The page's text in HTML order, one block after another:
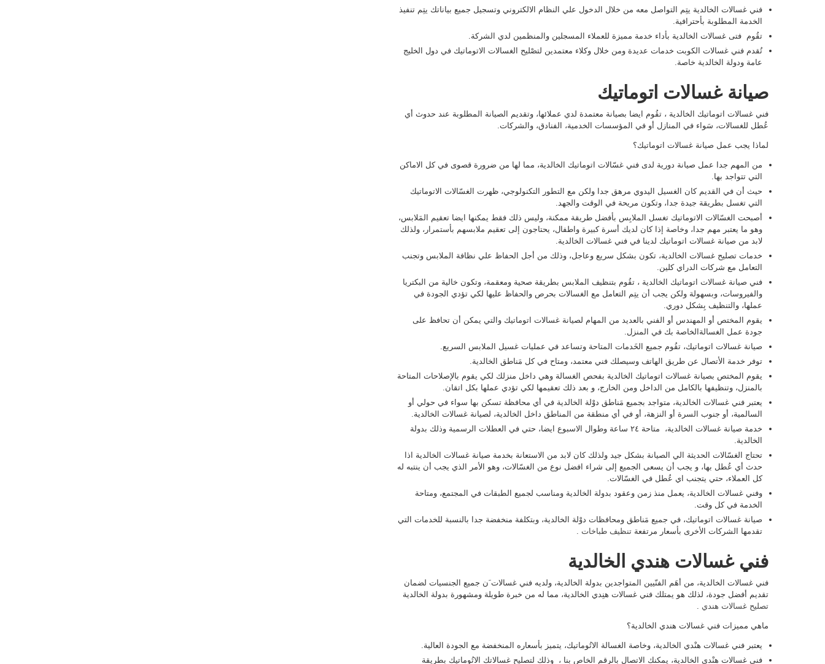
فني غسالات الخالدية يتِم التواصل معه من خلال الدخول علي النظام الالكتروني وتسجيل جميع بياناتك يتِم تنفيذ
الخدمة المطلوبة بأحترافية.
تقُوم فتى غسالات الخالدية بأداء خدمة مميزة للعملاء المسجلين والمنظمين لدي الشركة.
تُقدم فني غسالات الكوبت خدمات عديدة ومن خلال وكلاء معتمدين لتصْليح الغسالات الاتوماتيك في دول الخليج
عامة ودولة الخالدية خاصة.
صيانة غسالات اتوماتيك
فني غسالات اتوماتيك الخالدية ، تقُوم ايضا بصيانة معتمدة لدي عملائها، وتقديم الصيانة المطلوبة عند حدوث أي
عُطل للغسالات، سَواء في المنازل أو في المؤسسات الخدمية، الفنادق، والشركات.
لماذا يجب عمل صيانة غسالات اتوماتيك؟
من المهم جدا عمل صيانة دورية لدى فني غسّالات اتوماتيك الخالدية، مما لها من ضرورة قصوى في كل الاماكن
التي تتواجد بها.
حيث أن في القديم كان الغسيل اليدوي مرهق جدا ولكن مع التطور التكنولوجي، ظهرت الغسّالات الاتوماتيك
التي تغسل بطريقة جيدة جدا، وتكون مريحة في الوقت والجهد.
أصبحت الغسّالات الاتوماتيك تغسل الملابِس بأفضل طريقة ممكنة، وليس ذلك فقط يمكنها ايضا تعقيم المَلابس،
وهو ما يعتبر مهم جدا، وخاصة إذا كان لديك أسرة كبيرة واطفال، يحتاجون إلى تعقيم ملابسهم بأستمرار، ولذلك
لابد من صيانة غسالات اتوماتيك لدينا في فني غسالات الخالدية.
خدمات تصليح غسالات الخالدية، تكون بشكل سريع وعاجل، وذلك من أجل الحفاظ علي نظافة الملابس وتجنب
التعامل مع شركات الدراي كلين.
فني صيانة غسالات اتوماتيك الخالدية ، تقُوم بتنظيف الملابس بطريقة صحية ومعقمة، وتكون خالية من البكتريا
والفيروسات، وبسهولة ولكن يجب أن يتِم التعامل مع الغسالات بحرص والحفاظ عليها لكي تؤدي الجودة في
عملها، والتنظيف بِشكل دوري.
يقوم المختص أو المهندس أو الفني بالعديد من المهام لصيانة غسالات اتوماتيك والتي يمكن أن تحافظ على
جودة عمل الغسالةالخاصة بك في المنزل.
صيانة غسالات اتوماتيك، تقُوم جميع الخَدمات المتاحة وتساعد في عمليات غسيل الملابس السريع.
توفر خدمة الأتصال عن طريق الهاتف وسيصلك فني معتمد، ومتاح في كل مَناطق الخالدية.
يقوم المختص بصيانة غسالات اتوماتيك الخالدية بفحص الغسالة وهي داخل منزلك لكي يقوم بالإصلاحات المتاحة
بالمنزل، وتنظيفها بالكامل من الداخل ومن الخارج، و بعد ذلك تعقيمها لكي تؤدي عملها بكل اتقان.
يعتبر فني غسالات الخالدية، متواجد بجميع مَناطق دوْلة الخالدية في أي محافظة تسكن بها سواء في حولي أو
السالمية، أو جنوب السرة أو النزهة، أو في أي منطقة من المناطق داخل الخالدية، لصيانة غسالات الخالدية.
خدمة صيانة غسالات الخالدية، متاحة ٢٤ ساعة وطوال الاسبوع ايضا، حتي في العطلات الرسمية وذلك بدولة
الخالدية.
تحتاج الغسّالات الحديثة الي الصيانة بشكل جيد ولذلك كان لابد من الاستعانة بخدمة صيانة غسالات الخالدية اذا
حدث أي عُطل بها، و يجب أن يسعى الجميع إلى شراء افضل نوع من الغسّالات، وهو الأمر الذي يجب أن ينتبه له
كل العملاء، حتي يتجنب اي عُطل في الغسّالات.
وفني غسالات الخالدية، يعمل منذ زمن وعقود بدولة الخالدية ومناسب لجميع الطبقات في المجتمع، ومتاحة
الخدمة في كل وقت.
صيانة غسالات اتوماتيك، في جميع مَناطق ومحافظات دوْلة الخالدية، وبتكلفة منخفضة جدا بالنسبة للخدمات التي
تقدمها الشركات الأخرى بأسعار مرتفعة تنظيف طباخات
فني غسالات هندي الخالدية
فني غسالات الخالدية، من أهَم الفنّيين المتواجدين بدولة الخالدية، ولديه فني غسالات َن جميع الجنسيات لضمان
تقديم أفضل جودة، لذلك هو يمتلك فني غسالات هنِدي الخالدية، مما له من خبرة طويلة ومشهورة بدولة الخالدية
تصليح غسالات هندي
ماهي مميزات فني غسالات هندي الخالدية؟
يعتبر فني غسالات هنْدي الخالدية، وخاصة الغسالة الاتُوماتيك، يتميز بأسعاره المنخفضة مع الجودة العالية.
فني غسالات هنْدي الخالدية، يمكنك الاتصال بالرقم الخاص بنا ، وذلك لتصليح غسالاتك الاتُوماتيك بطريقة